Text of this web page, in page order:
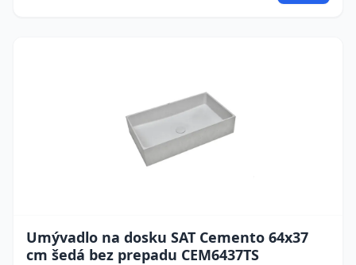
Umývadlo na dosku SAT Cemento 64x37
cm šedá bez prepadu CEM6437TS